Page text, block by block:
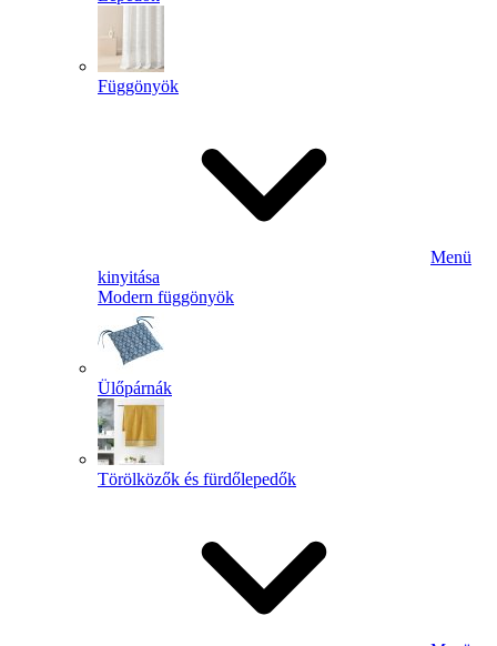
Függönyök
Menü
kinyitása
Modern függönyök
Ülőpárnák
Törölközők és fürdőlepedők